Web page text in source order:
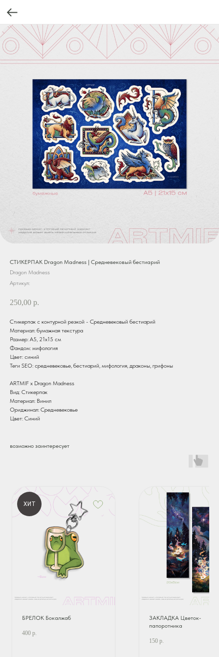
СТИКЕРПАК Dragon Madness | Средневековый бестиарий
Dragon Madness
Артикул:
250,00 р.
Стикерпак с контурной резкой - Средневековый бестиарий
Материал: бумажная текстура
Размер: А5, 21х15 см
Фандом: мифология
Цвет: синий
Теги SEO: средневековье, бестиарий, мифология, драконы, грифоны
ARTMIF х Dragon Madness
Вид: Стикерпак
Материал: Винил
Ориджинал: Средневековье
Цвет: Синий
возможно заинтересует
ХИТ
БРЕЛОК Бокалжаб
400 р.
ЗАКЛАДКА Цветок-
папоротника
150 р.